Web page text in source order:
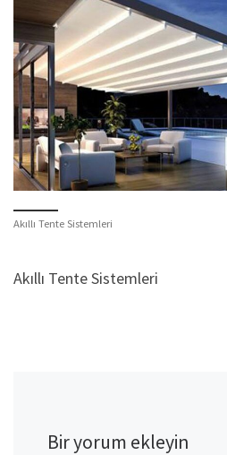
Akıllı Tente Sistemleri
Akıllı Tente Sistemleri
Bir yorum ekleyin